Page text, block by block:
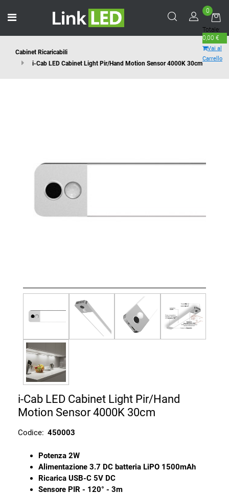
0
Totale:
0,00 €
Vai al
Carrello
Cabinet Ricaricabili
i-Cab LED Cabinet Light Pir/Hand Motion Sensor 4000K 30cm
i-Cab LED Cabinet Light Pir/Hand
Motion Sensor 4000K 30cm
Codice: 450003
Potenza 2W
Alimentazione 3.7 DC batteria LiPO 1500mAh
Ricarica USB-C 5V DC
Sensore PIR - 120° - 3m